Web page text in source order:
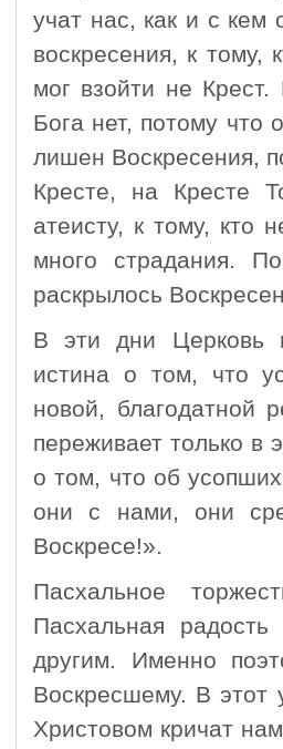
учат нас, как и с кем
воскресения, к тому,
мог взойти не Крест.
Бога нет, потому что
лишен Воскресения,
Кресте, на Кресте
атеисту, к тому, кто
много страдания.
раскрылось
В эти дни Церковь
истина о том, что
новой, благодатной
переживает только в
о том, что об
они с нами, они
Воскресе!».
Пасхальное
Пасхальная
другим. Именно
Воскресшему. В этот
Христовом кричат